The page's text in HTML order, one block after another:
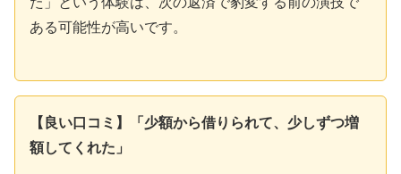
ある可能性が高いです。
【良い口コミ】「少額から借りられて、少しずつ増
額してくれた」